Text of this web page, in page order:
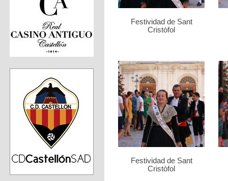
Festividad de Sant
Cristòfol
Festividad de Sant
Cristòfol